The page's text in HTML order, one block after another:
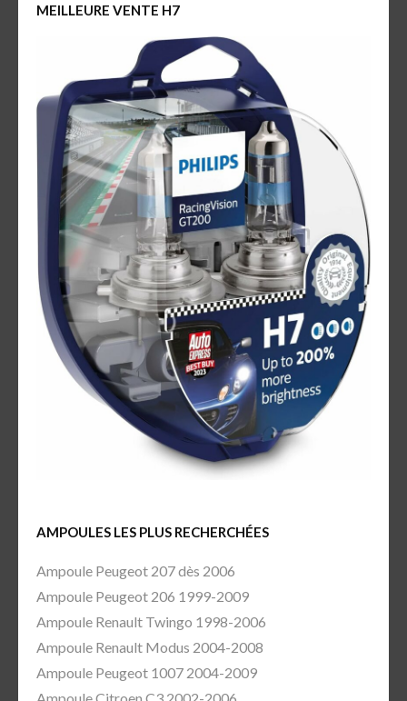
MEILLEURE VENTE H7
AMPOULES LES PLUS RECHERCHÉES
Ampoule Peugeot 207 dès 2006
Ampoule Peugeot 206 1999-2009
Ampoule Renault Twingo 1998-2006
Ampoule Renault Modus 2004-2008
Ampoule Peugeot 1007 2004-2009